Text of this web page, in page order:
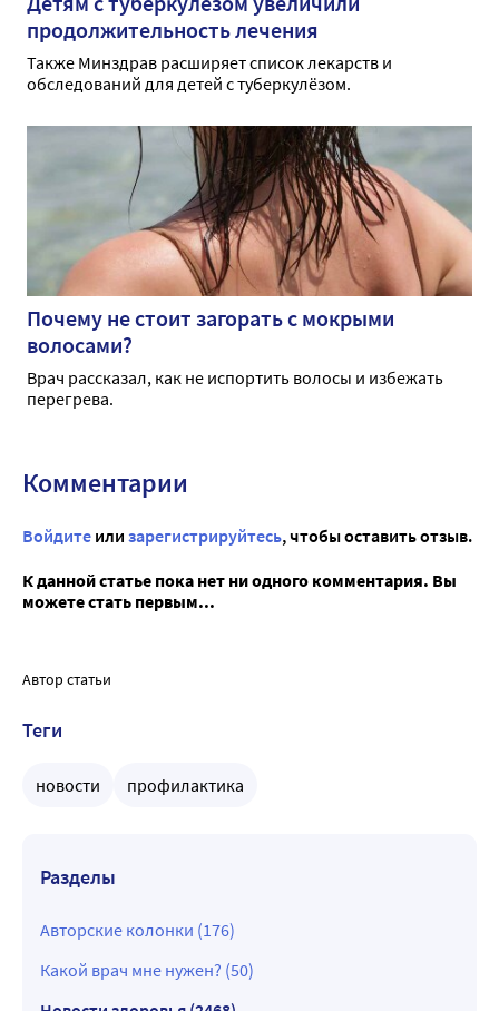
продолжительность лечения
Также Минздрав расширяет список лекарств и
обследований для детей с туберкулёзом.
Почему не стоит загорать с мокрыми
волосами?
Врач рассказал, как не испортить волосы и избежать
перегрева.
Комментарии
Войдите или зарегистрируйтесь, чтобы оставить отзыв.
К данной статье пока нет ни одного комментария. Вы
можете стать первым...
Автор статьи
Теги
новости профилактика
Разделы
Авторские колонки (176)
Какой врач мне нужен? (50)